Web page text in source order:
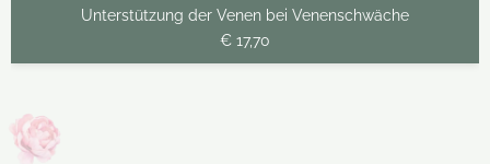
Unterstützung der Venen bei Venenschwäche
€ 17,70